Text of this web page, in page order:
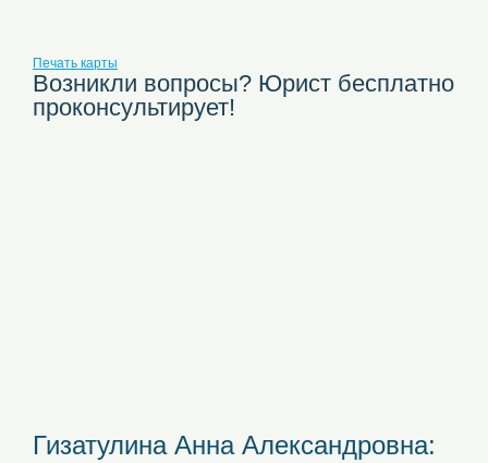
Печать карты
Возникли вопросы? Юрист бесплатно
проконсультирует!
Гизатулина Анна Александровна: